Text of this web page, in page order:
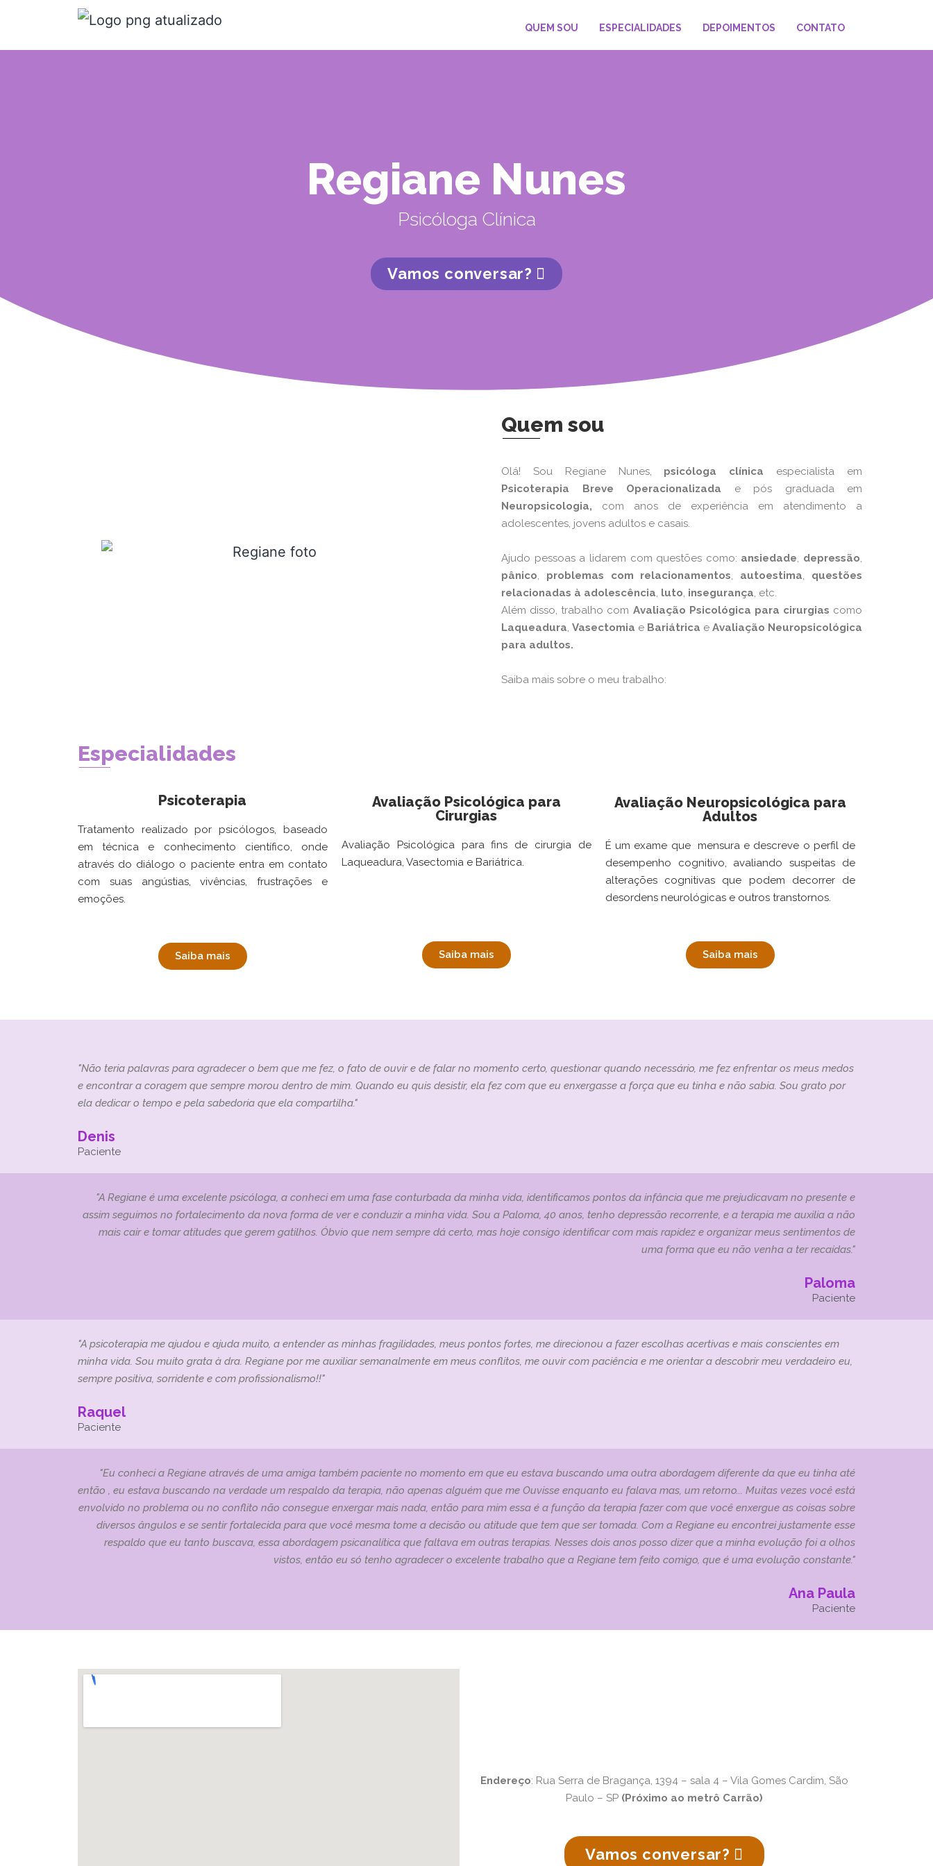
QUEM SOU ESPECIALIDADES DEPOIMENTOS CONTATO
Regiane Nunes
Psicóloga Clínica
Vamos conversar?
Quem sou
Olá! Sou Regiane Nunes, psicóloga clínica especialista em
Psicoterapia Breve Operacionalizada e pós graduada em
Neuropsicologia, com anos de experiência em atendimento a
adolescentes, jovens adultos e casais.
Ajudo pessoas a lidarem com questões como: ansiedade depressão
pânico
problemas com relacionamentos autoestima
questões
relacionadas à adolescência luto insegurança , etc.
Além disso, trabalho com Avaliação Psicológica para cirurgias como
Laqueadura Vasectomia e Bariátrica e Avaliação Neuropsicológica
para adultos.
Saiba mais sobre o meu trabalho:
Especialidades
Psicoterapia
Tratamento realizado por psicólogos, baseado
em técnica e conhecimento científico, onde
através do diálogo o paciente entra em contato
com suas angústias, vivências, frustrações e
emoções.
Saiba mais
Avaliação Psicológica para
Cirurgias
Avaliação Psicológica para fins de cirurgia de
Laqueadura, Vasectomia e Bariátrica.
Saiba mais
Avaliação Neuropsicológica para
Adultos
É um exame que mensura e descreve o perfil de
desempenho cognitivo, avaliando suspeitas de
alterações cognitivas que podem decorrer de
desordens neurológicas e outros transtornos.
Saiba mais
"Não teria palavras para agradecer o bem que me fez, o fato de ouvir e de falar no momento certo, questionar quando necessário, me fez enfrentar os meus medos
e encontrar a coragem que sempre morou dentro de mim. Quando eu quis desistir, ela fez com que eu enxergasse a força que eu tinha e não sabia. Sou grato por
ela dedicar o tempo e pela sabedoria que ela compartilha."
Denis
Paciente
"A Regiane é uma excelente psicóloga, a conheci em uma fase conturbada da minha vida, identificamos pontos da infância que me prejudicavam no presente e
assim seguimos no fortalecimento da nova forma de ver e conduzir a minha vida. Sou a Paloma, 40 anos, tenho depressão recorrente, e a terapia me auxilia a não
mais cair e tomar atitudes que gerem gatilhos. Óbvio que nem sempre dá certo, mas hoje consigo identificar com mais rapidez e organizar meus sentimentos de
uma forma que eu não venha a ter recaídas."
Paloma
Paciente
"A psicoterapia me ajudou e ajuda muito, a entender as minhas fragilidades, meus pontos fortes, me direcionou a fazer escolhas acertivas e mais conscientes em
minha vida. Sou muito grata à dra. Regiane por me auxiliar semanalmente em meus conflitos, me ouvir com paciência e me orientar a descobrir meu verdadeiro eu,
sempre positiva, sorridente e com profissionalismo!!"
Raquel
Paciente
"Eu conheci a Regiane através de uma amiga também paciente no momento em que eu estava buscando uma outra abordagem diferente da que eu tinha até
então , eu estava buscando na verdade um respaldo da terapia, não apenas alguém que me Ouvisse enquanto eu falava mas, um retorno... Muitas vezes você está
envolvido no problema ou no conflito não consegue enxergar mais nada, então para mim essa é a função da terapia fazer com que você enxergue as coisas sobre
diversos ângulos e se sentir fortalecida para que você mesma tome a decisão ou atitude que tem que ser tomada. Com a Regiane eu encontrei justamente esse
respaldo que eu tanto buscava, essa abordagem psicanalítica que faltava em outras terapias. Nesses dois anos posso dizer que a minha evolução foi a olhos
vistos, então eu só tenho agradecer o excelente trabalho que a Regiane tem feito comigo, que é uma evolução constante."
Ana Paula
Paciente
Endereço: Rua Serra de Bragança, 1394 – sala 4 – Vila Gomes Cardim, São
Paulo – SP (Próximo ao metrô Carrão)
Vamos conversar?